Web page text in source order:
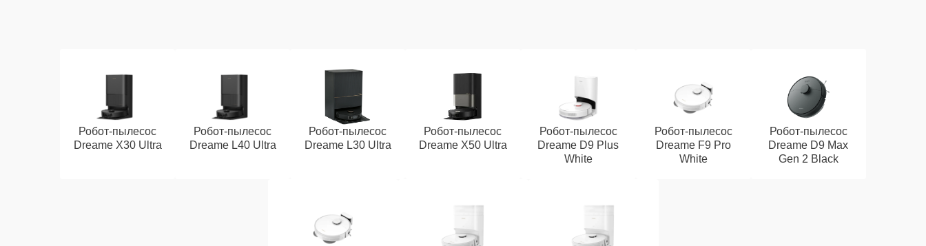
Робот-пылесос
Dreame X30 Ultra
Робот-пылесос
Dreame L40 Ultra
Робот-пылесос
Dreame L30 Ultra
Робот-пылесос
Dreame X50 Ultra
Робот-пылесос
Dreame D9 Plus
White
Робот-пылесос
Dreame F9 Pro
White
Робот-пылесос
Dreame D9 Max
Gen 2 Black